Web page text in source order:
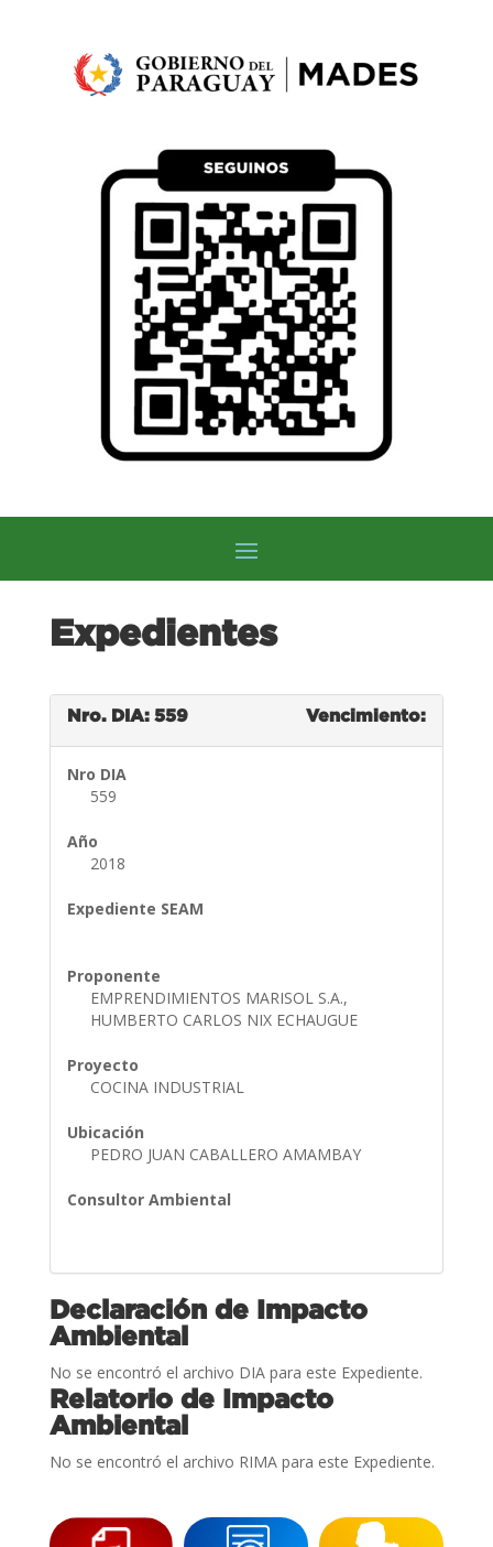
Expedientes
Nro. DIA: 559 Vencimiento:
Nro DIA
559
Año
2018
Expediente SEAM
Proponente
EMPRENDIMIENTOS MARISOL S.A.,
HUMBERTO CARLOS NIX ECHAUGUE
Proyecto
COCINA INDUSTRIAL
Ubicación
PEDRO JUAN CABALLERO AMAMBAY
Consultor Ambiental
Declaración de Impacto
Ambiental
No se encontró el archivo DIA para este Expediente.
Relatorio de Impacto
Ambiental
No se encontró el archivo RIMA para este Expediente.